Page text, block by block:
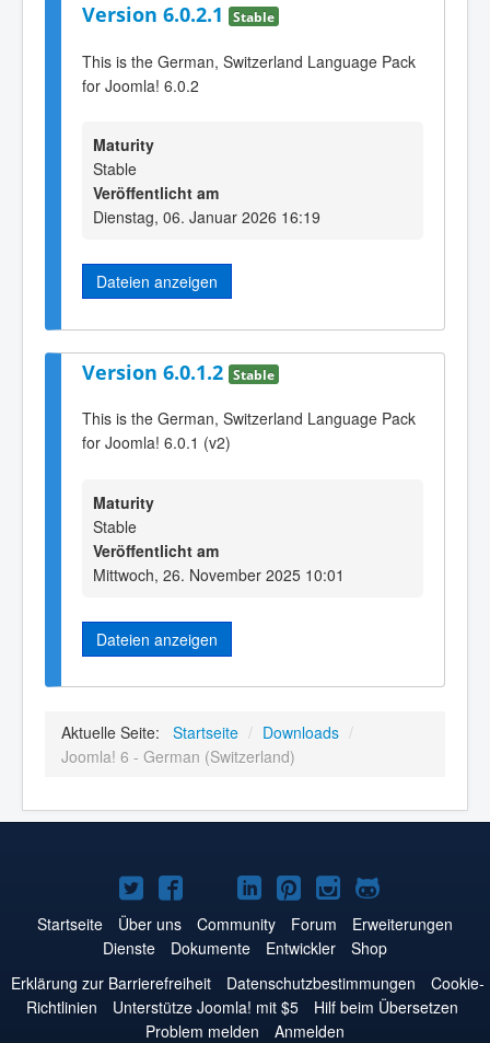
Version 6.0.2.1 Stable
This is the German, Switzerland Language Pack
for Joomla! 6.0.2
Maturity
Stable
Veröffentlicht am
Dienstag, 06. Januar 2026 16:19
Dateien anzeigen
Version 6.0.1.2 Stable
This is the German, Switzerland Language Pack
for Joomla! 6.0.1 (v2)
Maturity
Stable
Veröffentlicht am
Mittwoch, 26. November 2025 10:01
Dateien anzeigen
Aktuelle Seite: Startseite / Downloads /
Joomla! 6 - German (Switzerland)
Joomla!
auf
Twitter
Joomla!
auf
Facebook
Joomla!
auf
YouTube
Joomla!
auf
LinkedIn
Joomla!
auf
Pinterest
Joomla!
auf
Instagram
Joomla!
auf
GitHub
Startseite Über uns Community Forum
Erweiterungen
Dienste
Dokumente Entwickler
Shop
Erklärung zur Barrierefreiheit
Datenschutzbestimmungen
Cookie-
Richtlinien
Unterstütze Joomla! mit $5
Hilf beim Übersetzen
Problem melden
Anmelden